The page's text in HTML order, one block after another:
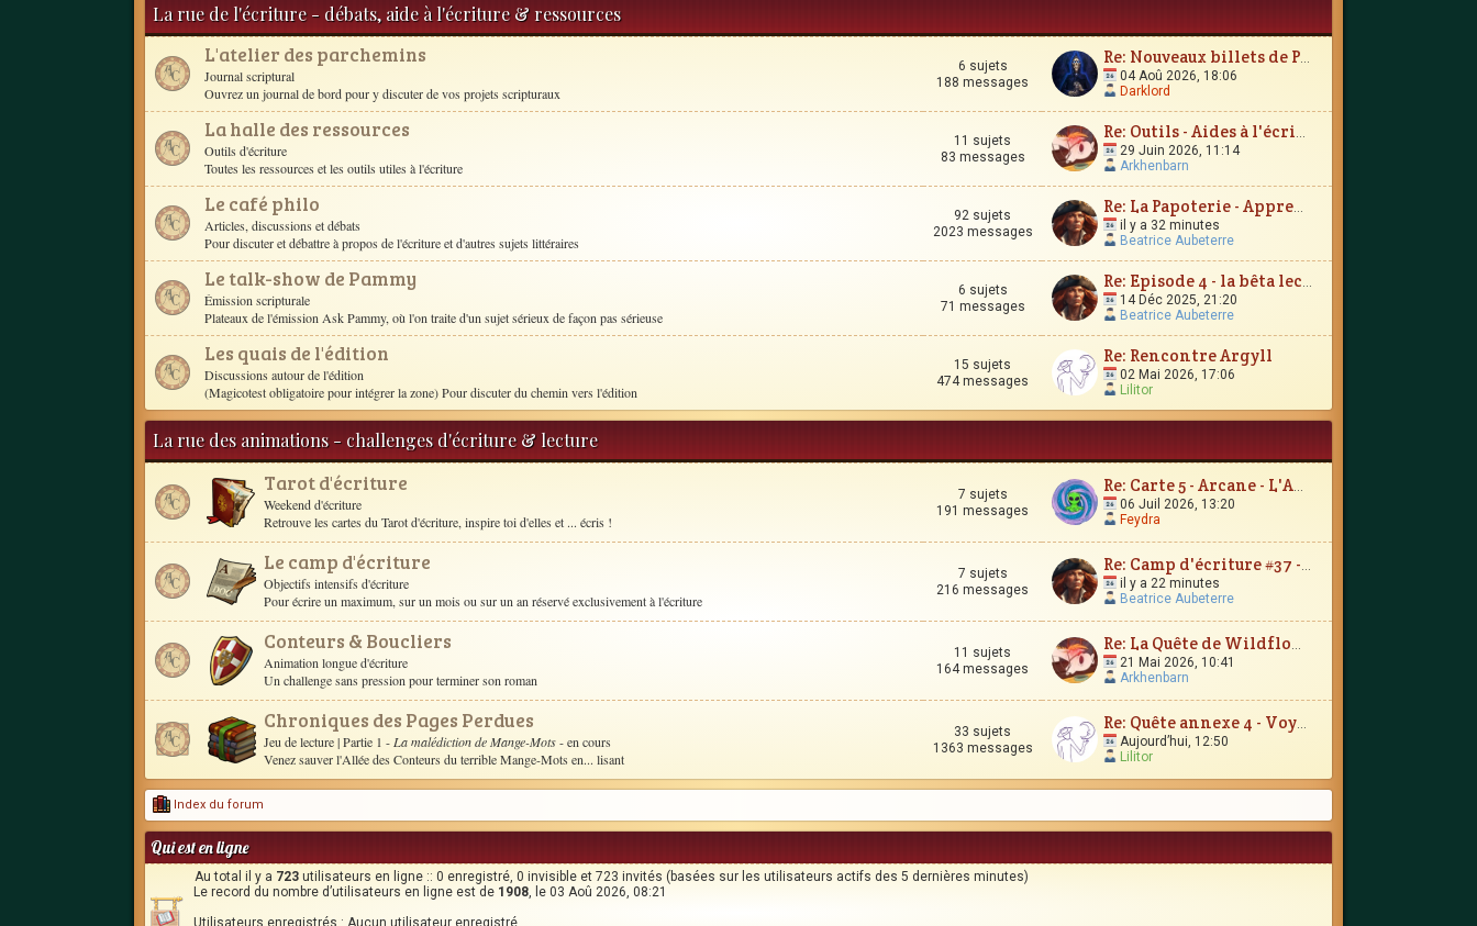
La rue de l'écriture - débats, aide à l'écriture & ressources
L'atelier des parchemins
Journal scriptural
Ouvrez un journal de bord pour y discuter de vos projets scripturaux
6 sujets
188 messages
Re: Nouveaux billets de Parchemin
04 Aoû 2026, 18:06
Darklord
La halle des ressources
Outils d'écriture
Toutes les ressources et les outils utiles à l'écriture
11 sujets
83 messages
Re: Outils - Aides à l'écriture
29 Juin 2026, 11:14
Arkhenbarn
Le café philo
Articles, discussions et débats
Pour discuter et débattre à propos de l'écriture et d'autres sujets littéraires
92 sujets
2023 messages
Re: La Papoterie - Apprendre en publiant en ligne ?
il y a 32 minutes
Beatrice Aubeterre
Le talk-show de Pammy
Émission scripturale
Plateaux de l'émission Ask Pammy, où l'on traite d'un sujet sérieux de façon pas sérieuse
6 sujets
71 messages
Re: Episode 4 - la bêta lecture
14 Déc 2025, 21:20
Beatrice Aubeterre
Les quais de l'édition
Discussions autour de l'édition
(Magicotest obligatoire pour intégrer la zone) Pour discuter du chemin vers l'édition
15 sujets
474 messages
Re: Rencontre Argyll
02 Mai 2026, 17:06
Lilitor
La rue des animations - challenges d'écriture & lecture
Tarot d'écriture
Weekend d'écriture
Retrouve les cartes du Tarot d'écriture, inspire toi d'elles et ... écris !
7 sujets
191 messages
Re: Carte 5 - Arcane - L'Amour Immortel
06 Juil 2026, 13:20
Feydra
Le camp d'écriture
Objectifs intensifs d'écriture
Pour écrire un maximum, sur un mois ou sur un an réservé exclusivement à l'écriture
7 sujets
216 messages
Re: Camp d'écriture #37 - Le Trésor d'Encrépine
il y a 22 minutes
Beatrice Aubeterre
Conteurs & Boucliers
Animation longue d'écriture
Un challenge sans pression pour terminer son roman
11 sujets
164 messages
Re: La Quête de Wildflower et JunimarionH
21 Mai 2026, 10:41
Arkhenbarn
Chroniques des Pages Perdues
Jeu de lecture| Partie 1 - La malédiction de Mange-Mots- en cours
Venez sauver l'Allée des Conteurs du terrible Mange-Mots en... lisant
33 sujets
1363 messages
Re: Quête annexe 4 - Voyages et contrées lointaines
Aujourd’hui, 12:50
Lilitor
Index du forum
Qui est en ligne
Au total il y a 723 utilisateurs en ligne :: 0 enregistré, 0 invisible et 723 invités (basées sur les utilisateurs actifs des 5 dernières minutes)
Le record du nombre d’utilisateurs en ligne est de 1908, le 03 Aoû 2026, 08:21
Utilisateurs enregistrés : Aucun utilisateur enregistré